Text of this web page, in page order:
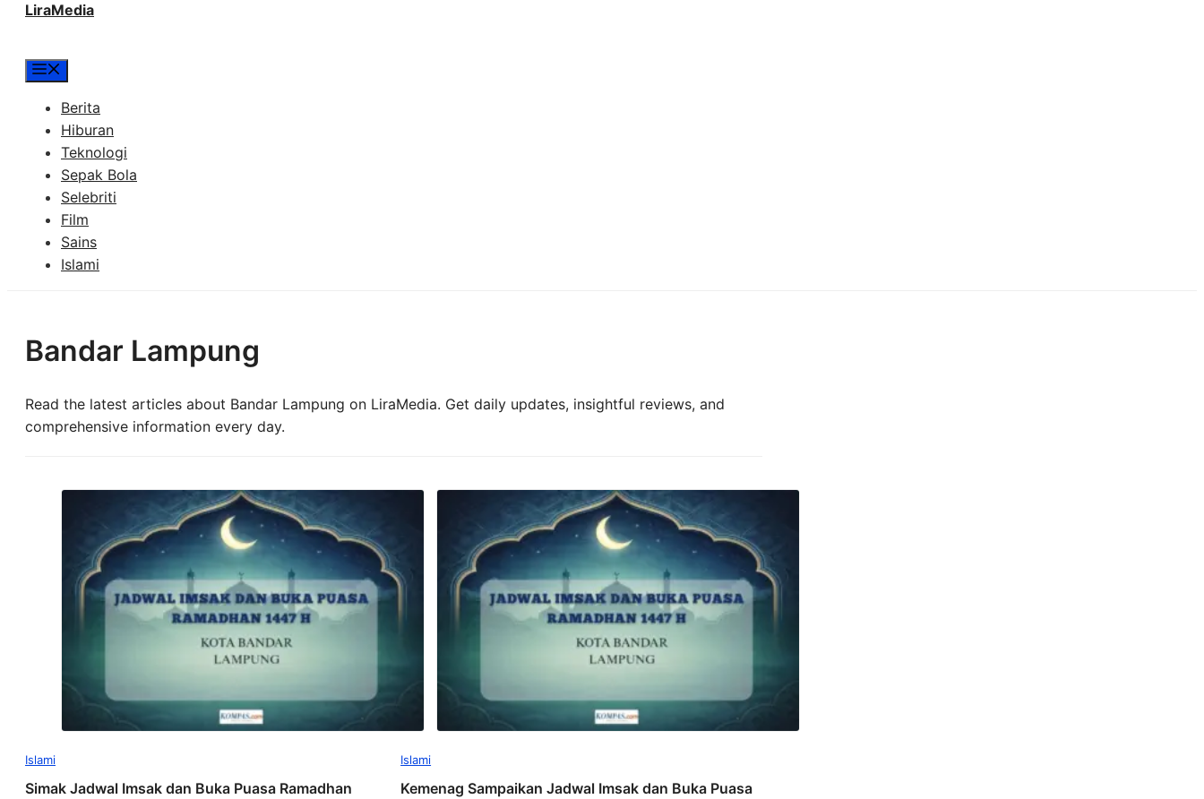
LiraMedia
Berita
Hiburan
Teknologi
Sepak Bola
Selebriti
Film
Sains
Islami
Bandar Lampung
Read the latest articles about Bandar Lampung on LiraMedia. Get daily updates, insightful reviews, and
comprehensive information every day.
Islami
Simak Jadwal Imsak dan Buka Puasa Ramadhan
Islami
Kemenag Sampaikan Jadwal Imsak dan Buka Puasa